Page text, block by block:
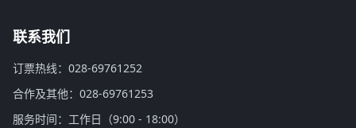
联系我们
订票热线：028-69761252
合作及其他：028-69761253
服务时间：工作日（9:00 - 18:00）